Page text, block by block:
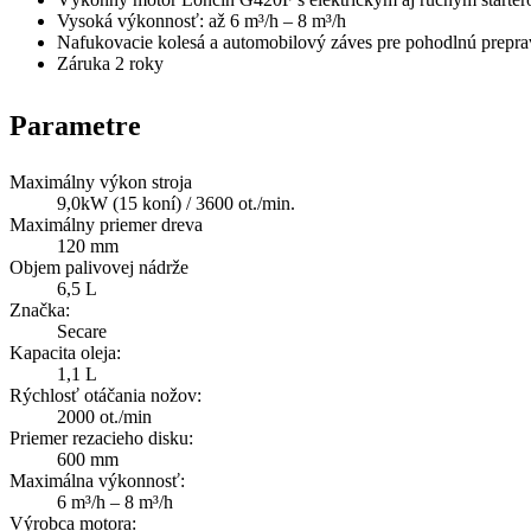
Vysoká výkonnosť: až 6 m³/h – 8 m³/h
Nafukovacie kolesá a automobilový záves pre pohodlnú
Záruka 2 roky
Parametre
Maximálny výkon stroja
9,0kW (15 koní) / 3600 ot./min.
Maximálny priemer dreva
120 mm
Objem palivovej nádrže
6,5 L
Značka:
Secare
Kapacita oleja:
1,1 L
Rýchlosť otáčania nožov:
2000 ot./min
Priemer rezacieho disku:
600 mm
Maximálna výkonnosť:
6 m³/h – 8 m³/h
Výrobca motora: